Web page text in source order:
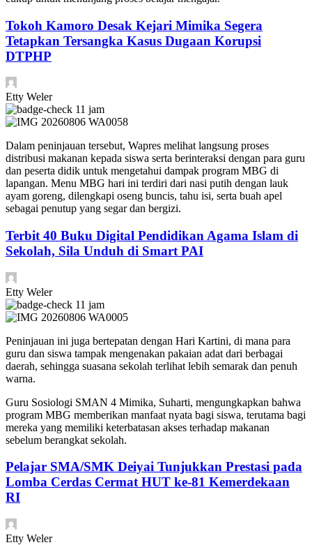
Tokoh Kamoro Desak Kejari Mimika Segera
Tetapkan Tersangka Kasus Dugaan Korupsi
DTPHP
Etty Weler
11 jam
Dalam peninjauan tersebut, Wapres melihat langsung proses
distribusi makanan kepada siswa serta berinteraksi dengan para guru
dan peserta didik untuk mengetahui dampak program MBG di
lapangan. Menu MBG hari ini terdiri dari nasi putih dengan lauk
ayam goreng, dilengkapi oseng buncis, tahu isi, serta buah apel
sebagai penutup yang segar dan bergizi.
Terbit 40 Buku Digital Pendidikan Agama Islam di
Sekolah, Sila Unduh di Smart PAI
Etty Weler
11 jam
Peninjauan ini juga bertepatan dengan Hari Kartini, di mana para
guru dan siswa tampak mengenakan pakaian adat dari berbagai
daerah, sehingga suasana sekolah terlihat lebih semarak dan penuh
warna.
Guru Sosiologi SMAN 4 Mimika, Suharti, mengungkapkan bahwa
program MBG memberikan manfaat nyata bagi siswa, terutama bagi
mereka yang memiliki keterbatasan akses terhadap makanan
sebelum berangkat sekolah.
Pelajar SMA/SMK Deiyai Tunjukkan Prestasi pada
Lomba Cerdas Cermat HUT ke-81 Kemerdekaan
RI
Etty Weler